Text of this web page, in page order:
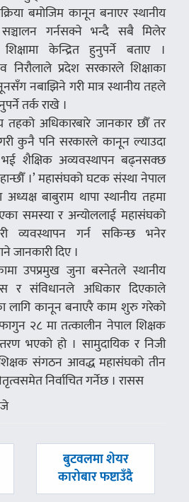
बमोजिम कानून बनाएर स्थानीय
सञ्चालन गर्नसक्ने भन्दै सबै मिलेर
केन्द्रित हुनुपर्ने बताए ।
प्रदेश सरकारले शिक्षाका
नबाझिने गरी मात्र स्थानीय तहले
तर्क राखे ।
तहको अधिकारबारे जानकार छौँ तर
कुनै पनि सरकारले कानून ल्याउदा
भई शैक्षिक अव्यवस्थापन बढ्नसक्छ
।’ महासंघको घटक संस्था नेपाल
अध्यक्ष बाबुराम थापा स्थानीय तहमा
समस्या र अन्योललाई महासंघको
व्यवस्थापन गर्न सकिन्छ भनेर
जानकारी दिए ।
उपप्रमुख जुना बस्नेतले स्थानीय
र संविधानले अधिकार दिएकाले
लागि कानून बनाएरै काम शुरु गरेको
२८ मा तत्कालीन नेपाल शिक्षक
भएको हो । सामुदायिक र निजी
शिक्षक संगठन आवद्ध महासंघको तीन
निर्वाचित गर्नेछ । रासस
अघिल्लाे
-
बुटवलमा शेयर
कारोबार फष्टाउँदै